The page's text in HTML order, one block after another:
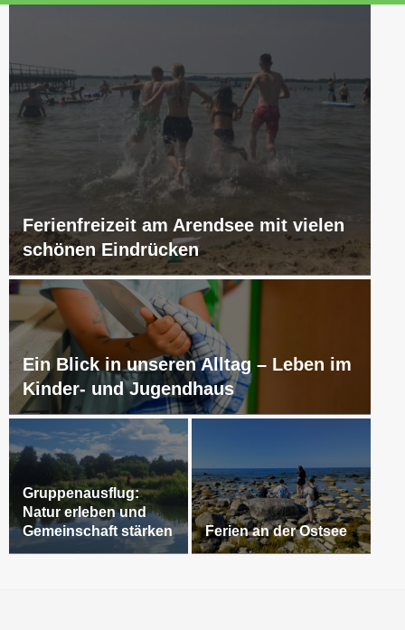
Ferienfreizeit am Arendsee mit vielen
schönen Eindrücken
Ein Blick in unseren Alltag – Leben im
Kinder- und Jugendhaus
Gruppenausflug:
Natur erleben und
Gemeinschaft stärken
Ferien an der Ostsee